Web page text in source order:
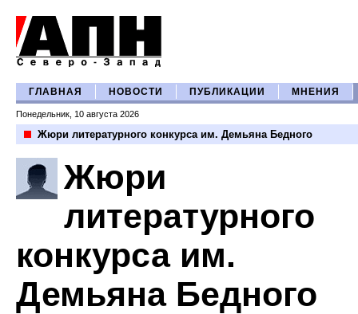
ГЛАВНАЯ НОВОСТИ ПУБЛИКАЦИИ МНЕНИЯ
Понедельник, 10 августа 2026
Жюри литературного конкурса им. Демьяна Бедного
Жюри
литературного
конкурса им.
Демьяна Бедного